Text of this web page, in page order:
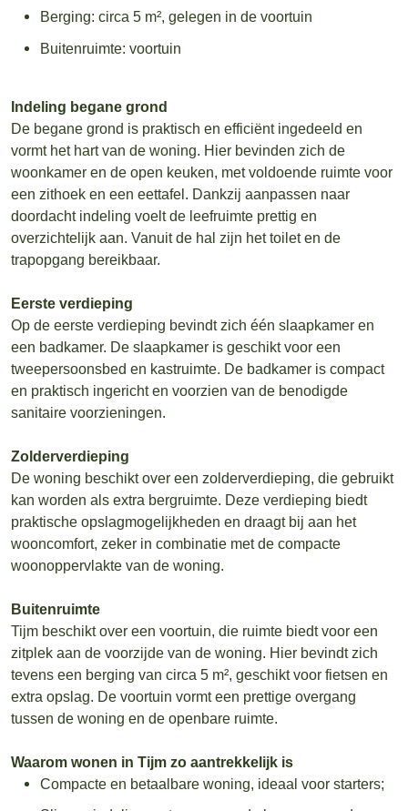
Berging: circa 5 m², gelegen in de voortuin
Buitenruimte: voortuin
Indeling begane grond
De begane grond is praktisch en efficiënt ingedeeld en
vormt het hart van de woning. Hier bevinden zich de
woonkamer en de open keuken, met voldoende ruimte voor
een zithoek en een eettafel. Dankzij aanpassen naar
doordacht indeling voelt de leefruimte prettig en
overzichtelijk aan. Vanuit de hal zijn het toilet en de
trapopgang bereikbaar.
Eerste verdieping
Op de eerste verdieping bevindt zich één slaapkamer en
een badkamer. De slaapkamer is geschikt voor een
tweepersoonsbed en kastruimte. De badkamer is compact
en praktisch ingericht en voorzien van de benodigde
sanitaire voorzieningen.
Zolderverdieping
De woning beschikt over een zolderverdieping, die gebruikt
kan worden als extra bergruimte. Deze verdieping biedt
praktische opslagmogelijkheden en draagt bij aan het
wooncomfort, zeker in combinatie met de compacte
woonoppervlakte van de woning.
Buitenruimte
Tijm beschikt over een voortuin, die ruimte biedt voor een
zitplek aan de voorzijde van de woning. Hier bevindt zich
tevens een berging van circa 5 m², geschikt voor fietsen en
extra opslag. De voortuin vormt een prettige overgang
tussen de woning en de openbare ruimte.
Waarom wonen in Tijm zo aantrekkelijk is
Compacte en betaalbare woning, ideaal voor starters;